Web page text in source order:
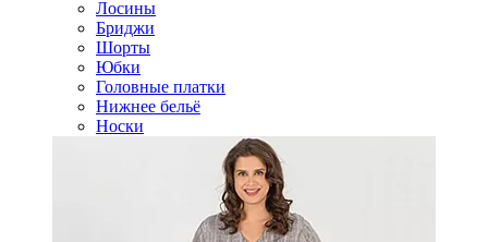
Лосины
Бриджи
Шорты
Юбки
Головные платки
Нижнее бельё
Носки